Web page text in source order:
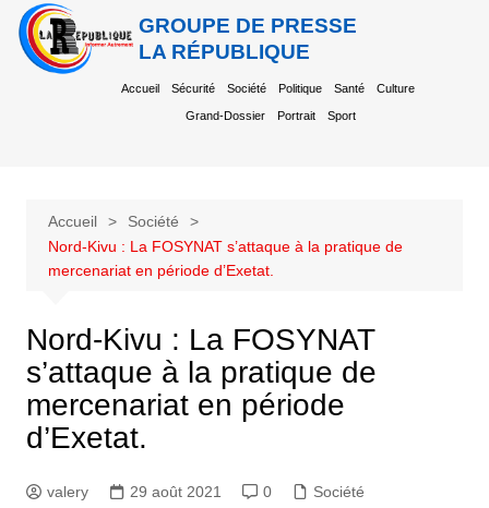
GROUPE DE PRESSE
LA RÉPUBLIQUE
Accueil Sécurité Société Politique Santé Culture
Grand-Dossier Portrait Sport
Accueil
Société
Nord-Kivu : La FOSYNAT s’attaque à la pratique de
mercenariat en période d’Exetat.
Nord-Kivu : La FOSYNAT
s’attaque à la pratique de
mercenariat en période
d’Exetat.
valery 29 août 2021 0 Société